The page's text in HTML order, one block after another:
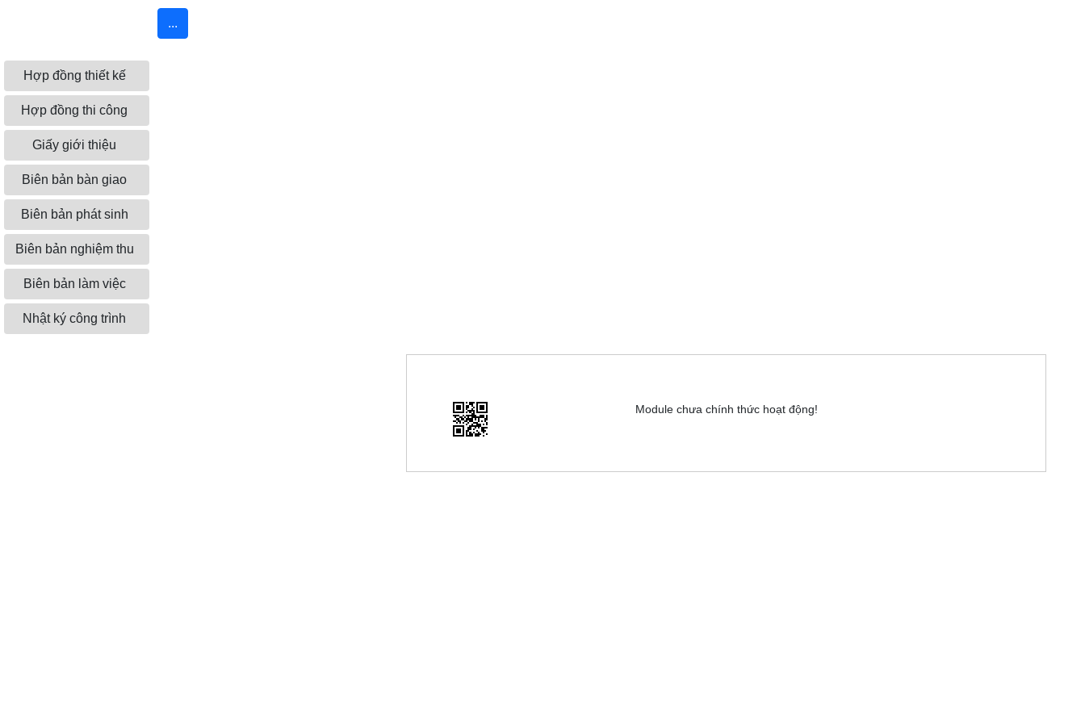
Hợp đồng thiết kế
Hợp đồng thi công
Giấy giới thiệu
Biên bản bàn giao
Biên bản phát sinh
Biên bản nghiệm thu
Biên bản làm việc
Nhật ký công trình
...
Module chưa chính thức hoạt động!